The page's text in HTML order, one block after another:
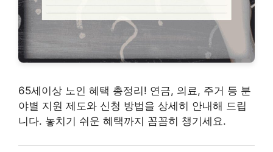
65세이상 노인 혜택 총정리! 연금, 의료, 주거 등 분
야별 지원 제도와 신청 방법을 상세히 안내해 드립
니다. 놓치기 쉬운 혜택까지 꼼꼼히 챙기세요.